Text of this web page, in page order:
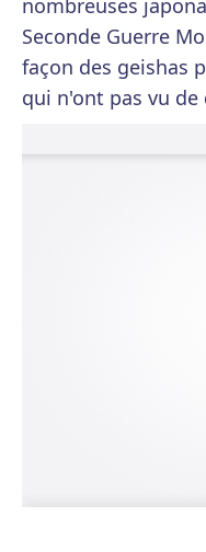
nombreuses
Seconde Guerre
façon des geishas
qui n'ont pas vu de